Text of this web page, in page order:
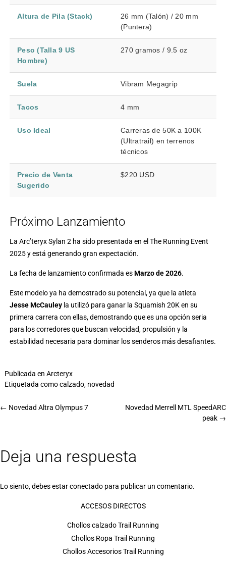
Altura de Pila (Stack)
26 mm (Talón) / 20 mm
(Puntera)
Peso (Talla 9 US
Hombre)
270 gramos / 9.5 oz
Suela Vibram Megagrip
Tacos 4 mm
Uso Ideal
Carreras de 50K a 100K
(Ultratrail) en terrenos
técnicos
Precio de Venta
Sugerido
$220 USD
Próximo Lanzamiento
La Arc’teryx Sylan 2 ha sido presentada en el The Running Event
2025 y está generando gran expectación.
La fecha de lanzamiento confirmada esMarzo de 2026.
Este modelo ya ha demostrado su potencial, ya que la atleta
Jesse McCauleyla utilizó para ganar la Squamish 20K en su
primera carrera con ellas, demostrando que es una opción seria
para los corredores que buscan velocidad, propulsión y la
estabilidad necesaria para dominar los senderos más desafiantes.
Publicada en Arcteryx
Etiquetada comocalzado, novedad
Novedad Merrell MTL SpeedARC
peak →
← Novedad Altra Olympus 7
Deja una respuesta
Lo siento, debes estarconectado para publicar un comentario.
ACCESOS DIRECTOS
Chollos calzado Trail Running
Chollos Ropa Trail Running
Chollos Accesorios Trail Running